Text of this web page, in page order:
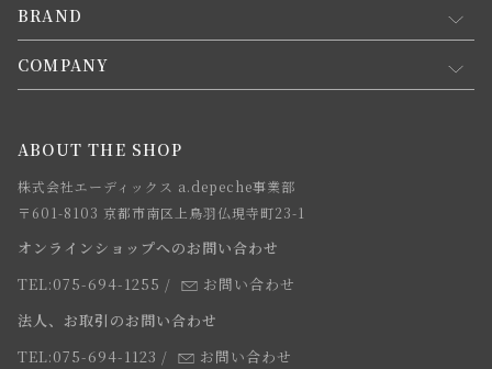
新規会員登録
会員規約について
お買い物ガイド
会員登録について
お支払方法について
お届けについて
よくあるご質問
BRAND
コンセプト
webカタログ
COMPANY
店舗一覧
求人情報
法人のお客様
スタッフ
ABOUT THE SHOP
株式会社エーディックス a.depeche事業部
〒601-8103 京都市南区上鳥羽仏現寺町23-1
オンラインショップへのお問い合わせ
TEL:075-694-1255 /
お問い合わせ
法人、お取引のお問い合わせ
TEL:075-694-1123 / お問い合わせ